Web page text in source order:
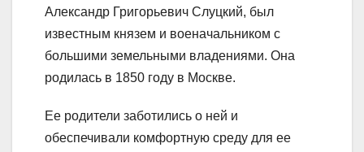
Александр Григорьевич Слуцкий, был
известным князем и военачальником с
большими земельными владениями. Она
родилась в 1850 году в Москве.
Ее родители заботились о ней и
обеспечивали комфортную среду для ее